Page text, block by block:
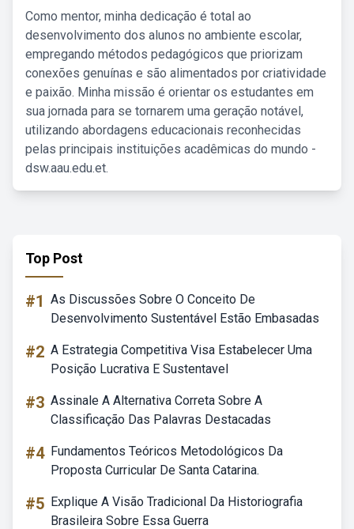
Como mentor, minha dedicação é total ao
desenvolvimento dos alunos no ambiente escolar,
empregando métodos pedagógicos que priorizam
conexões genuínas e são alimentados por criatividade
e paixão. Minha missão é orientar os estudantes em
sua jornada para se tornarem uma geração notável,
utilizando abordagens educacionais reconhecidas
pelas principais instituições acadêmicas do mundo -
dsw.aau.edu.et.
Top Post
#1 As Discussões Sobre O Conceito De
Desenvolvimento Sustentável Estão Embasadas
#2 A Estrategia Competitiva Visa Estabelecer Uma
Posição Lucrativa E Sustentavel
#3 Assinale A Alternativa Correta Sobre A
Classificação Das Palavras Destacadas
#4 Fundamentos Teóricos Metodológicos Da
Proposta Curricular De Santa Catarina.
#5 Explique A Visão Tradicional Da Historiografia
Brasileira Sobre Essa Guerra